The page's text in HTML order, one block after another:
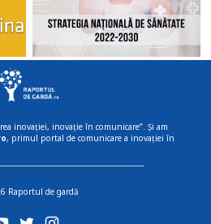
inovației, inovație în comunicare”. Și am
, primul portal de comunicare a inovației în
Raportul de gardă